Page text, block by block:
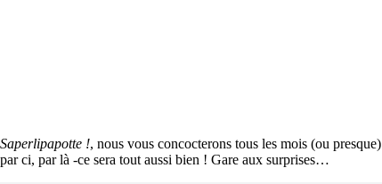
Saperlipapotte !, nous vous concocterons tous les mois (ou
ci, par là -ce sera tout aussi bien ! Gare aux surprises…